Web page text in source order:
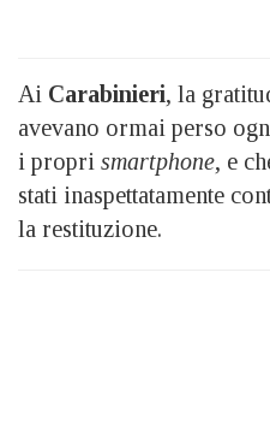
Ai Carabinieri, la
avevano ormai perso
i propri smartphone, e
stati inaspettatamente
la restituzione.